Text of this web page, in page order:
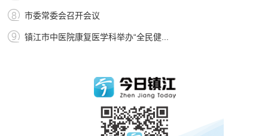
市委常委会召开会议
镇江市中医院康复医学科举办“全民健...